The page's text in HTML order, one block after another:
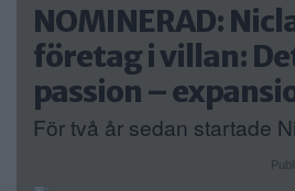
NOMINERAD:
företag i villan:
passion –
För två år sedan startade